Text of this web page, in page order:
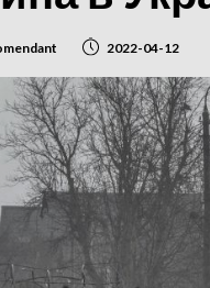
2022-04-12